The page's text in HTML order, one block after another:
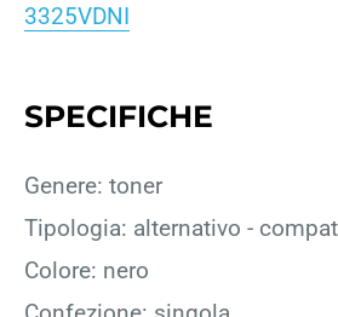
3325VDNI
SPECIFICHE
Genere: toner
Tipologia: alternativo -
Colore: nero